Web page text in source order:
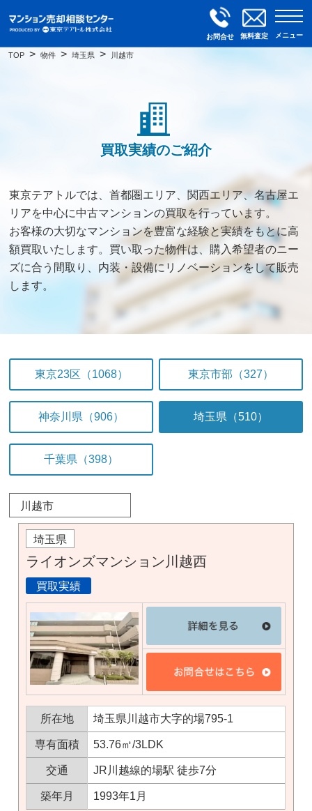
お問合せ 無料査定 メニュー
TOP 物件 埼玉県 川越市
買取実績のご紹介
東京テアトルでは、首都圏エリア、関西エリア、名古屋エ
リアを中心に中古マンションの買取を行っています。
お客様の大切なマンションを豊富な経験と実績をもとに高
額買取いたします。買い取った物件は、購入希望者のニー
ズに合う間取り、内装・設備にリノベーションをして販売
します。
東京23区（1068） 東京市部（327）
神奈川県（906） 埼玉県（510）
千葉県（398）
川越市
埼玉県
ライオンズマンション川越西
買取実績
所在地 埼玉県川越市大字的場795-1
専有面積 53.76㎡/3LDK
交通 JR川越線的場駅 徒歩7分
築年月 1993年1月